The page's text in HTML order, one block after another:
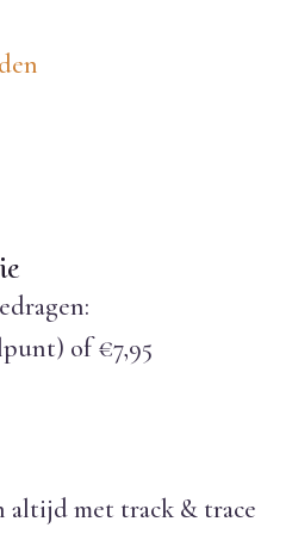
of €7,95
altijd met track & trace